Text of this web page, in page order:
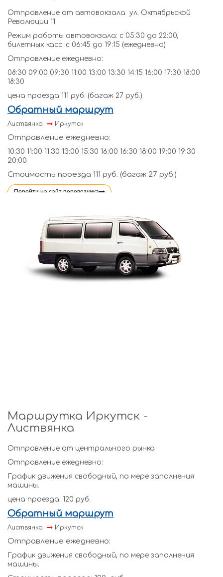
Отправление от автовокзала ул. Октябрьской
Революции 11
Режим работы автовокзала: с 05:30 до 22:00,
билетных касс: с 06:45 до 19:15 (ежедневно)
Отправление ежедневно:
08:30 09:00 09:30 11:00 13:00 13:30 14:15 16:00 17:30 18:00
18:30
цена проезда 111 руб. (багаж 27 руб.)
Обратный маршрут
Листвянка Иркутск
Отправление ежедневно:
10:30 11:00 11:30 13:00 15:30 16:00 16:30 18:00 19:00 19:30
20:00
Стоимость проезда 111 руб. (багаж 27 руб.)
Перейти на сайт перевозчика
Маршрутка Иркутск -
Листвянка
Отправление от центрального рынка
Отправление ежедневно:
График движения свободный, по мере заполнения
машины.
цена проезда: 120 руб.
Обратный маршрут
Листвянка Иркутск
Отправление ежедневно:
График движения свободный, по мере заполнения
машины.